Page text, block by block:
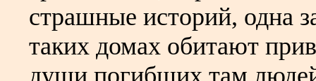
страшные историй, одна
таких домах обитают